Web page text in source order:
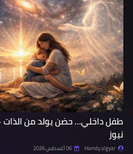
طفل داخلي… حضن يولد من
نيوز
Hamdy algyar 06 أغسطس 2026